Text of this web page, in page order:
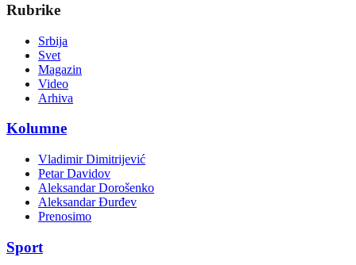
Rubrike
Srbija
Svet
Magazin
Video
Arhiva
Kolumne
Vladimir Dimitrijević
Petar Davidov
Aleksandar Dorošenko
Aleksandar Đurđev
Prenosimo
Sport